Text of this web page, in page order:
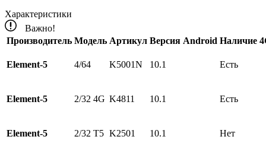
Характеристики
Важно!
Производитель Модель Артикул Версия Android Наличие
Element-5 4/64 K5001N 10.1 Есть
Element-5 2/32 4G K4811 10.1 Есть
Element-5 2/32 Т5 K2501 10.1 Нет